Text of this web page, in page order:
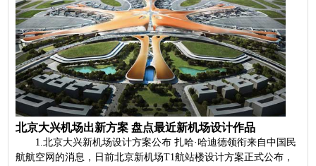
北京大兴机场出新方案 盘点最近新机场设计作品
1.北京大兴新机场设计方案公布 扎哈·哈迪德领衔来自中国民
航航空网的消息，日前北京新机场T1航站楼设计方案正式公布，